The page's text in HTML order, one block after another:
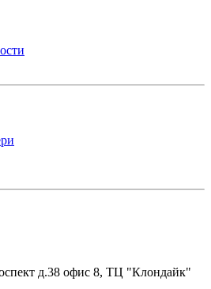
д.38 офис 8, ТЦ "Клондайк"